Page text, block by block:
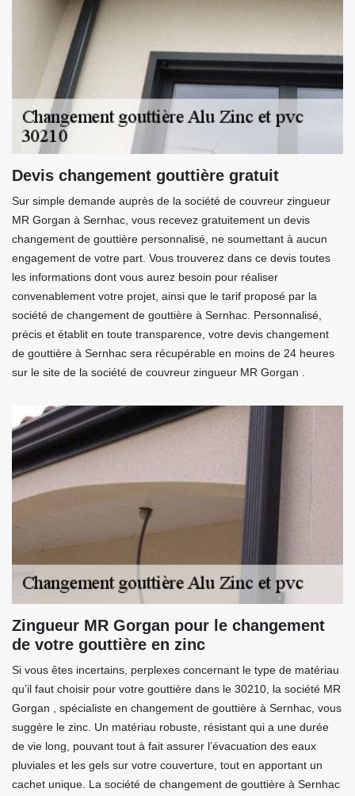
Devis changement gouttière gratuit
Sur simple demande auprès de la société de couvreur zingueur
MR Gorgan à Sernhac, vous recevez gratuitement un devis
changement de gouttière personnalisé, ne soumettant à aucun
engagement de votre part. Vous trouverez dans ce devis toutes
les informations dont vous aurez besoin pour réaliser
convenablement votre projet, ainsi que le tarif proposé par la
société de changement de gouttière à Sernhac. Personnalisé,
précis et établit en toute transparence, votre devis changement
de gouttière à Sernhac sera récupérable en moins de 24 heures
sur le site de la société de couvreur zingueur MR Gorgan .
Zingueur MR Gorgan pour le changement
de votre gouttière en zinc
Si vous êtes incertains, perplexes concernant le type de matériau
qu’il faut choisir pour votre gouttière dans le 30210, la société MR
Gorgan , spécialiste en changement de gouttière à Sernhac, vous
suggère le zinc. Un matériau robuste, résistant qui a une durée
de vie long, pouvant tout à fait assurer l’évacuation des eaux
pluviales et les gels sur votre couverture, tout en apportant un
cachet unique. La société de changement de gouttière à Sernhac